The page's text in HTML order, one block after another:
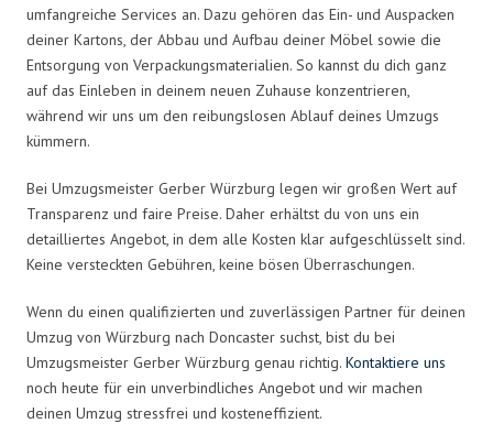
umfangreiche Services an. Dazu gehören das Ein- und Auspacken
deiner Kartons, der Abbau und Aufbau deiner Möbel sowie die
Entsorgung von Verpackungsmaterialien. So kannst du dich ganz
auf das Einleben in deinem neuen Zuhause konzentrieren,
während wir uns um den reibungslosen Ablauf deines Umzugs
kümmern.
Bei Umzugsmeister Gerber Würzburg legen wir großen Wert auf
Transparenz und faire Preise. Daher erhältst du von uns ein
detailliertes Angebot, in dem alle Kosten klar aufgeschlüsselt sind.
Keine versteckten Gebühren, keine bösen Überraschungen.
Wenn du einen qualifizierten und zuverlässigen Partner für deinen
Umzug von Würzburg nach Doncaster suchst, bist du bei
Umzugsmeister Gerber Würzburg genau richtig. Kontaktiere uns
noch heute für ein unverbindliches Angebot und wir machen
deinen Umzug stressfrei und kosteneffizient.